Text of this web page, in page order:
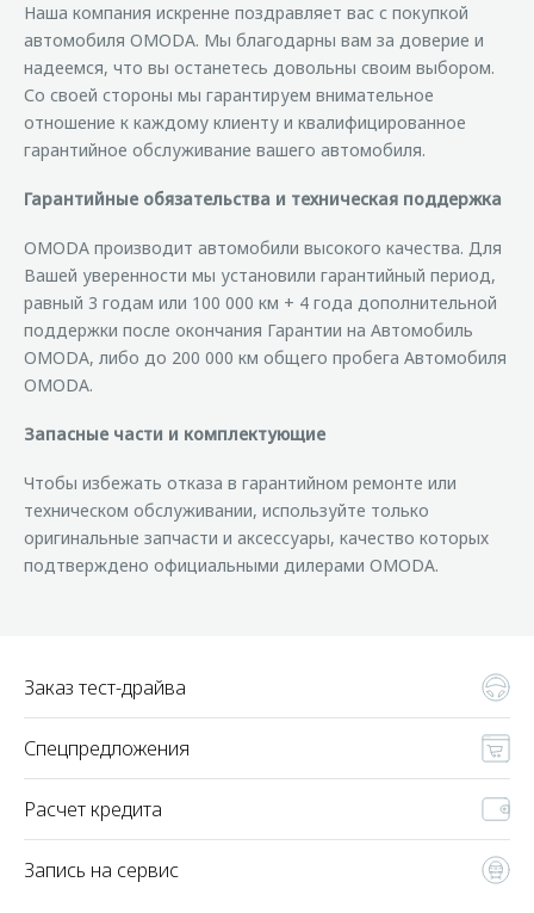
Наша компания искренне поздравляет вас с покупкой
автомобиля OMODA. Мы благодарны вам за доверие и
надеемся, что вы останетесь довольны своим выбором.
Со своей стороны мы гарантируем внимательное
отношение к каждому клиенту и квалифицированное
гарантийное обслуживание вашего автомобиля.
Гарантийные обязательства и техническая поддержка
OMODA производит автомобили высокого качества. Для
Вашей уверенности мы установили гарантийный период,
равный 3 годам или 100 000 км + 4 года дополнительной
поддержки после окончания Гарантии на Автомобиль
OMODA, либо до 200 000 км общего пробега Автомобиля
OMODA.
Запасные части и комплектующие
Чтобы избежать отказа в гарантийном ремонте или
техническом обслуживании, используйте только
оригинальные запчасти и аксессуары, качество которых
подтверждено официальными дилерами OMODA.
Заказ тест-драйва
Спецпредложения
Расчет кредита
Запись на сервис